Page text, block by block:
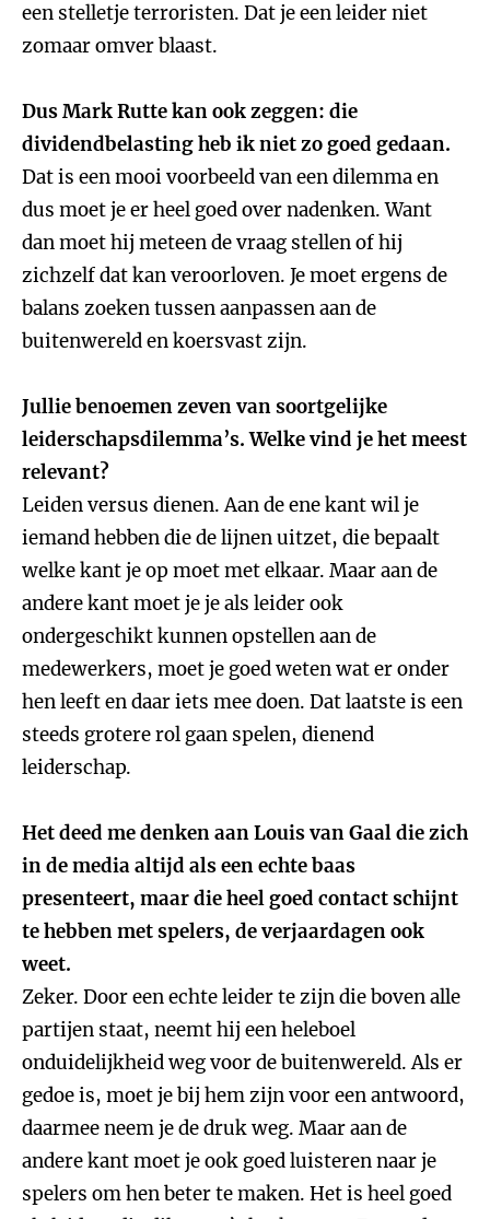
een stelletje terroristen. Dat je een leider niet
zomaar omver blaast.
Dus Mark Rutte kan ook zeggen: die
dividendbelasting heb ik niet zo goed gedaan.
Dat is een mooi voorbeeld van een dilemma en
dus moet je er heel goed over nadenken. Want
dan moet hij meteen de vraag stellen of hij
zichzelf dat kan veroorloven. Je moet ergens de
balans zoeken tussen aanpassen aan de
buitenwereld en koersvast zijn.
Jullie benoemen zeven van soortgelijke
leiderschapsdilemma’s. Welke vind je het meest
relevant?
Leiden versus dienen. Aan de ene kant wil je
iemand hebben die de lijnen uitzet, die bepaalt
welke kant je op moet met elkaar. Maar aan de
andere kant moet je je als leider ook
ondergeschikt kunnen opstellen aan de
medewerkers, moet je goed weten wat er onder
hen leeft en daar iets mee doen. Dat laatste is een
steeds grotere rol gaan spelen, dienend
leiderschap.
Het deed me denken aan Louis van Gaal die zich
in de media altijd als een echte baas
presenteert, maar die heel goed contact schijnt
te hebben met spelers, de verjaardagen ook
weet.
Zeker. Door een echte leider te zijn die boven alle
partijen staat, neemt hij een heleboel
onduidelijkheid weg voor de buitenwereld. Als er
gedoe is, moet je bij hem zijn voor een antwoord,
daarmee neem je de druk weg. Maar aan de
andere kant moet je ook goed luisteren naar je
spelers om hen beter te maken. Het is heel goed